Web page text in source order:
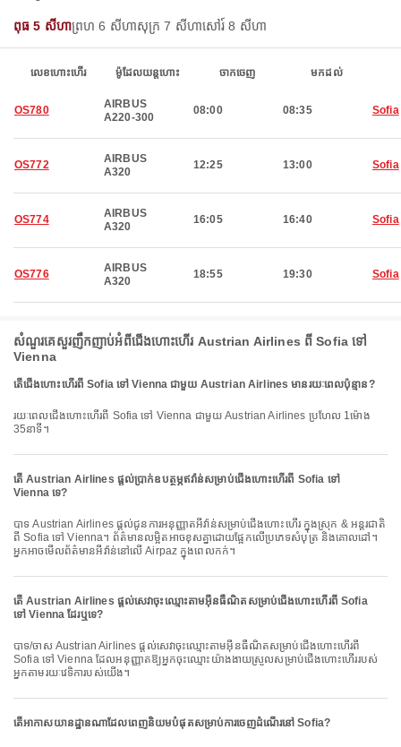
ពុធ 5 សីហាព្រហ 6 សីហាសុក្រ 7 សីហាសៅរ៍ 8 សីហា
លេខហោះហើរ ម៉ូដែលយន្តហោះ ចាកចេញ មកដល់
OS780
AIRBUS
A220-300
08:00 08:35 Sofia
OS772
AIRBUS
A320
12:25 13:00 Sofia
OS774
AIRBUS
A320
16:05 16:40 Sofia
OS776
AIRBUS
A320
18:55 19:30 Sofia
សំណួរគេសួរញឹកញាប់អំពីជើងហោះហើរ Austrian Airlines ពី Sofia ទៅ
Vienna
តើជើងហោះហើរពី Sofia ទៅ Vienna ជាមួយ Austrian Airlines មានរយៈពេលប៉ុន្មាន?
រយៈពេលជើងហោះហើរពី Sofia ទៅ Vienna ជាមួយ Austrian Airlines ប្រហែល 1ម៉ោង
35នាទី។
តើ Austrian Airlines ផ្តល់ប្រាក់ឧបត្ថម្ភឥវ៉ាន់សម្រាប់ជើងហោះហើរពី Sofia ទៅ
Vienna ទេ?
បាទ Austrian Airlines ផ្តល់ជូនការអនុញ្ញាតអីវ៉ាន់សម្រាប់ជើងហោះហើរ ក្នុងស្រុក & អន្តរជាតិ
ពី Sofia ទៅ Vienna។ ព័ត៌មានលម្អិតអាចខុសគ្នាដោយផ្អែកលើប្រភេទសំបុត្រ និងគោលដៅ។
អ្នកអាចមើលព័ត៌មានអីវ៉ាន់នៅលើ Airpaz ក្នុងពេលកក់។
តើ Austrian Airlines ផ្តល់សេវាចុះឈ្មោះតាមអ៊ីនធឺណិតសម្រាប់ជើងហោះហើរពី Sofia
ទៅ Vienna ដែរឬទេ?
បាទ/ចាស Austrian Airlines ផ្តល់សេវាចុះឈ្មោះតាមអ៊ីនធឺណិតសម្រាប់ជើងហោះហើរពី
Sofia ទៅ Vienna ដែលអនុញ្ញាតឱ្យអ្នកចុះឈ្មោះយ៉ាងងាយស្រួលសម្រាប់ជើងហោះហើររបស់
អ្នកតាមរយៈវេទិការបស់យើង។
តើអាកាសយានដ្ឋានណាដែលពេញនិយមបំផុតសម្រាប់ការចេញដំណើរនៅ Sofia?